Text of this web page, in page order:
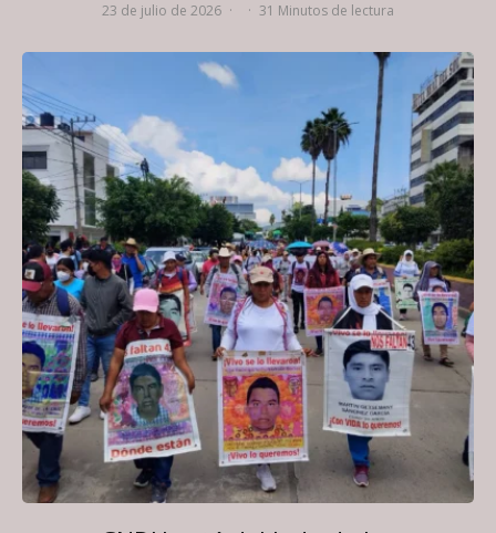
23 de julio de 2026 · · 31 Minutos de lectura